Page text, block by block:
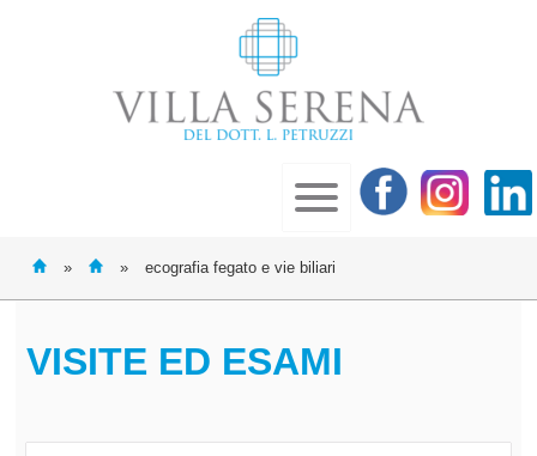
» » ecografia fegato e vie biliari
VISITE ED ESAMI